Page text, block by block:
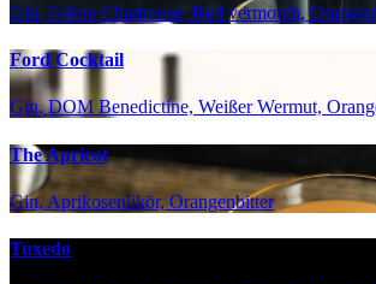
Gin, Grüne Chartreuse, Red vermouth,
Ford Cocktail
Gin, DOM Benedictine, Weißer Wermut,
The Apricot
Gin, Aprikosenlikör, Orangenbitter
Tuxedo